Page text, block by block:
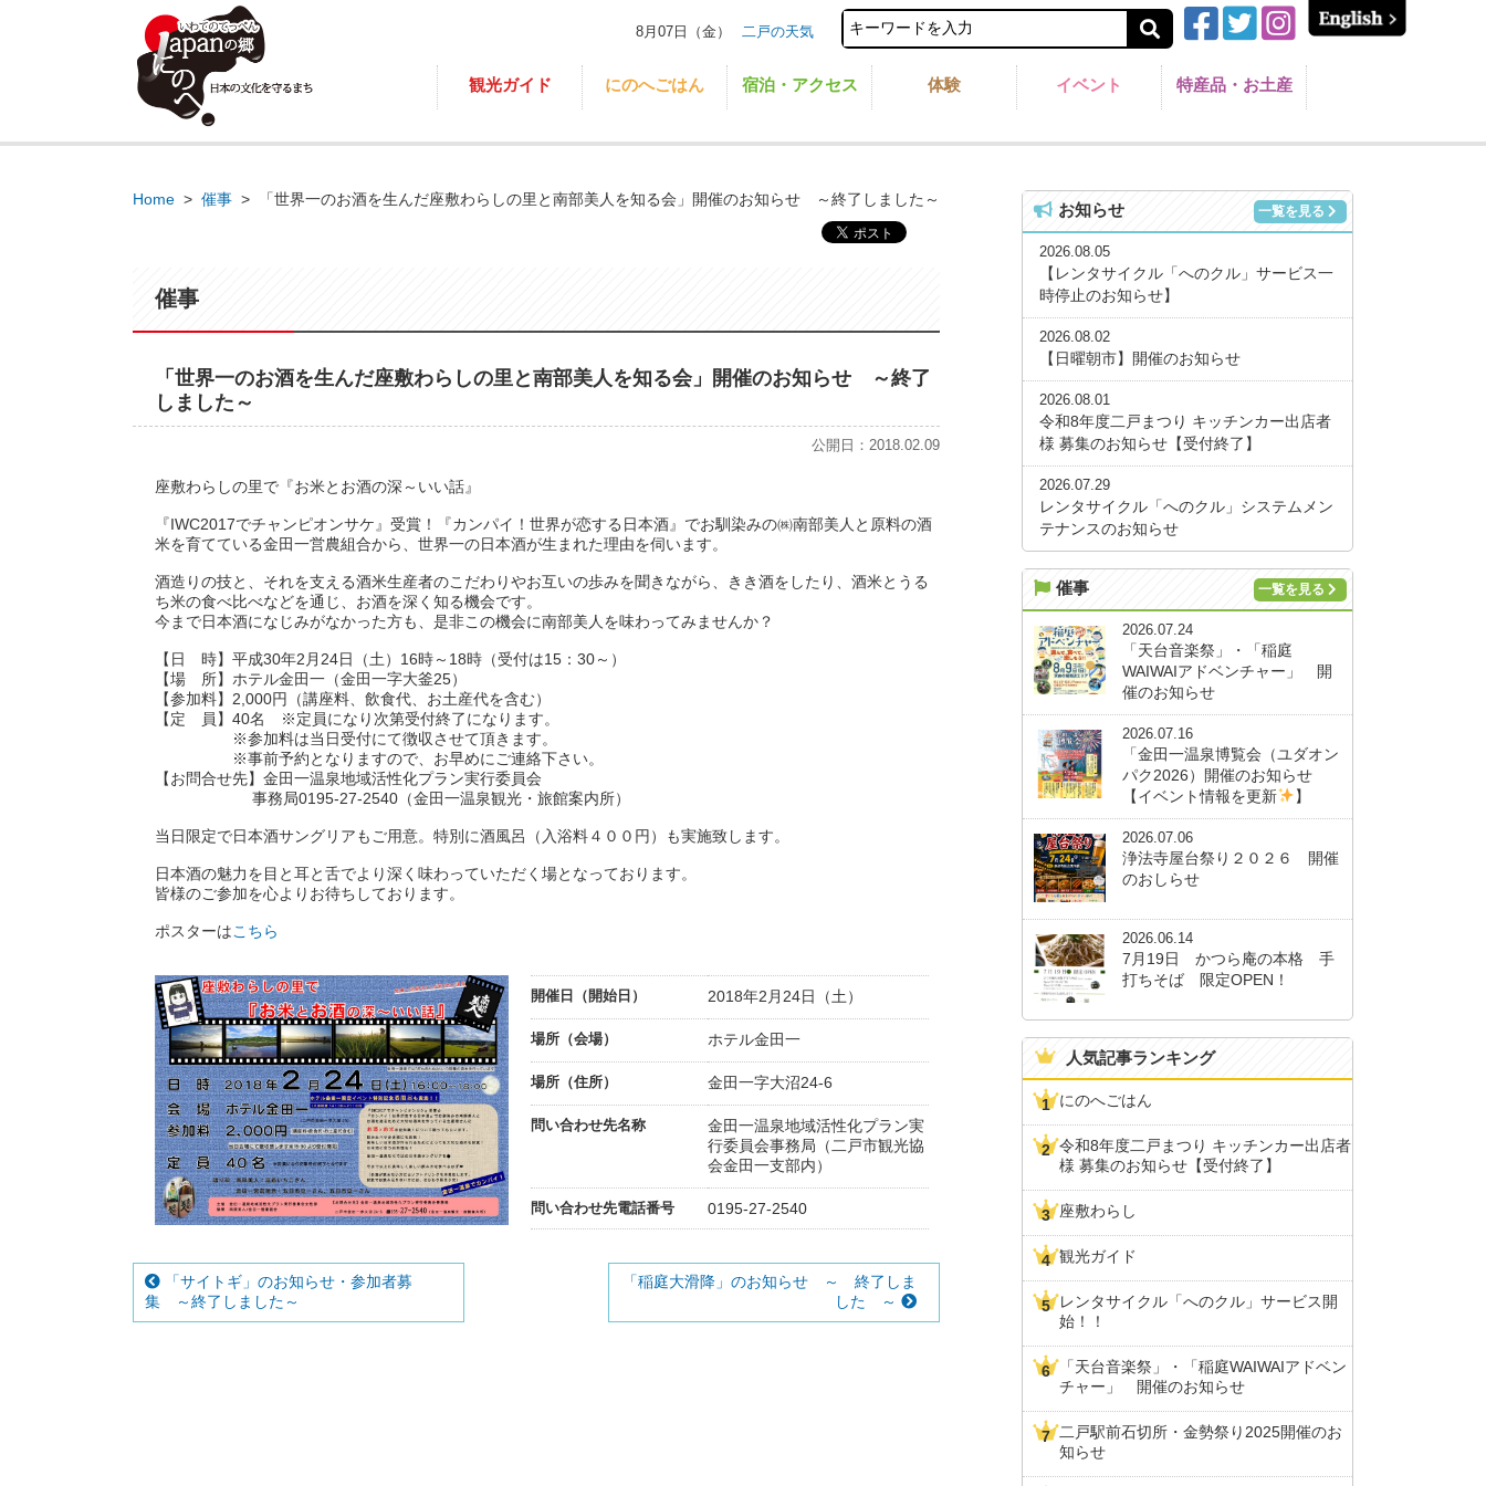
8月07日（金） 二戸の天気
観光ガイド にのへごはん 宿泊・アクセス 体験 イベント 特産品・お土産
Home > 催事 > 「世界一のお酒を生んだ座敷わらしの里と南部美人を知る会」開催のお知らせ ～終了しました～
催事
「世界一のお酒を生んだ座敷わらしの里と南部美人を知る会」開催のお知らせ ～終了
しました～
公開日：2018.02.09
座敷わらしの里で『お米とお酒の深～いい話』
『IWC2017でチャンピオンサケ』受賞！『カンパイ！世界が恋する日本酒』でお馴染みの㈱南部美人と原料の酒
米を育てている金田一営農組合から、世界一の日本酒が生まれた理由を伺います。
酒造りの技と、それを支える酒米生産者のこだわりやお互いの歩みを聞きながら、きき酒をしたり、酒米とうる
ち米の食べ比べなどを通じ、お酒を深く知る機会です。
今まで日本酒になじみがなかった方も、是非この機会に南部美人を味わってみませんか？
【日 時】平成30年2月24日（土）16時～18時（受付は15：30～）
【場 所】ホテル金田一（金田一字大釜25）
【参加料】2,000円（講座料、飲食代、お土産代を含む）
【定 員】40名 ※定員になり次第受付終了になります。
※参加料は当日受付にて徴収させて頂きます。
※事前予約となりますので、お早めにご連絡下さい。
【お問合せ先】金田一温泉地域活性化プラン実行委員会
事務局0195-27-2540（金田一温泉観光・旅館案内所）
当日限定で日本酒サングリアもご用意。特別に酒風呂（入浴料４００円）も実施致します。
日本酒の魅力を目と耳と舌でより深く味わっていただく場となっております。
皆様のご参加を心よりお待ちしております。
ポスターはこちら
開催日（開始日） 2018年2月24日（土）
場所（会場） ホテル金田一
場所（住所） 金田一字大沼24-6
問い合わせ先名称
金田一温泉地域活性化プラン実
行委員会事務局（二戸市観光協
会金田一支部内）
問い合わせ先電話番号 0195-27-2540
「サイトギ」のお知らせ・参加者募
集 ～終了しました～
「稲庭大滑降」のお知らせ ～ 終了しま
した ～
お知らせ 一覧を見る
2026.08.05
【レンタサイクル「へのクル」サービス一
時停止のお知らせ】
2026.08.02
【日曜朝市】開催のお知らせ
2026.08.01
令和8年度二戸まつり キッチンカー出店者
様 募集のお知らせ【受付終了】
2026.07.29
レンタサイクル「へのクル」システムメン
テナンスのお知らせ
催事 一覧を見る
2026.07.24
「天台音楽祭」・「稲庭
WAIWAIアドベンチャー」 開
催のお知らせ
2026.07.16
「金田一温泉博覧会（ユダオン
パク2026）開催のお知らせ
【イベント情報を更新
】
2026.07.06
浄法寺屋台祭り２０２６ 開催
のおしらせ
2026.06.14
7月19日 かつら庵の本格 手
打ちそば 限定OPEN！
人気記事ランキング
にのへごはん
令和8年度二戸まつり キッチンカー出店者
様 募集のお知らせ【受付終了】
座敷わらし
観光ガイド
レンタサイクル「へのクル」サービス開
始！！
「天台音楽祭」・「稲庭WAIWAIアドベン
チャー」 開催のお知らせ
二戸駅前石切所・金勢祭り2025開催のお
知らせ